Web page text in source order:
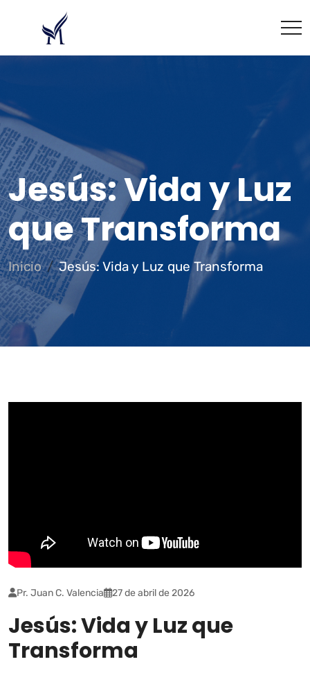
Jesús: Vida y Luz
que Transforma
Inicio Jesús: Vida y Luz que Transforma
Pr. Juan C. Valencia 27 de abril de 2026
Jesús: Vida y Luz que
Transforma